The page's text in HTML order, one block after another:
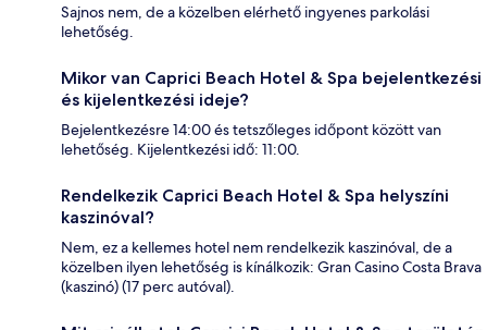
Sajnos nem, de a közelben elérhető ingyenes parkolási
lehetőség.
Mikor van Caprici Beach Hotel & Spa bejelentkezési
és kijelentkezési ideje?
Bejelentkezésre 14:00 és tetszőleges időpont között van
lehetőség. Kijelentkezési idő: 11:00.
Rendelkezik Caprici Beach Hotel & Spa helyszíni
kaszinóval?
Nem, ez a kellemes hotel nem rendelkezik kaszinóval, de a
közelben ilyen lehetőség is kínálkozik: Gran Casino Costa Brava
(kaszinó) (17 perc autóval).